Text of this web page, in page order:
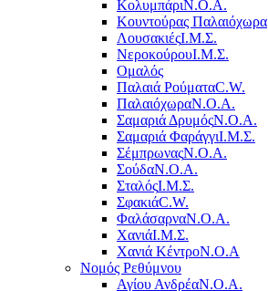
ΚολυμπάριΝ.Ο.Α.
Κουντούρας Παλαιόχωρα
ΛουσακιέςΙ.Μ.Σ.
ΝεροκούρουΙ.Μ.Σ.
Ομαλός
Παλαιά ΡούματαC.W.
ΠαλαιόχωραΝ.Ο.Α.
Σαμαριά ΔρυμόςΝ.Ο.Α.
Σαμαριά ΦαράγγιΙ.Μ.Σ.
ΣέμπρωναςΝ.Ο.Α.
ΣούδαΝ.Ο.Α.
ΣταλόςΙ.Μ.Σ.
ΣφακιάC.W.
ΦαλάσαρναΝ.Ο.Α.
ΧανιάΙ.Μ.Σ.
Χανιά ΚέντροN.O.A
Νομός Ρεθύμνου
Αγίου ΑνδρέαΝ.Ο.Α.